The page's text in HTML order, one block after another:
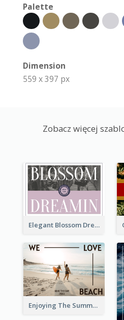
Palette
Dimension
559 x 397 px
Zobacz więcej
Elegant Blossom Dreamy Design Postcard
Enjoying The Summer Post Card